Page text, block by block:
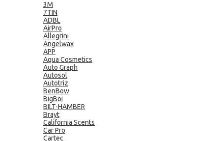
3M
7TIN
ADBL
AirPro
Allegrini
Angelwax
APP
Aqua Cosmetics
Auto Graph
Autosol
Autotriz
BenBow
BigBoi
BILT-HAMBER
Brayt
California Scents
Car Pro
Cartec